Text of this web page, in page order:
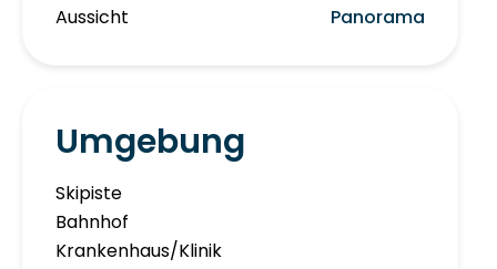
Aussicht
Panorama
Umgebung
Skipiste
Bahnhof
Krankenhaus/Klinik